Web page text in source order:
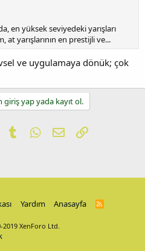
en yüksek seviyedeki yarışları
yarışlarının en prestijli ve...
ve uygulamaya dönük; çok
giriş yap yada kayıt ol.
PinterestTumblrWhatsApp
E-postaLink
Yardım Anasayfa
R
2019 XenForo Ltd.